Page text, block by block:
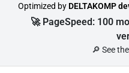
Optimized by DELTAKOMP
🚀 PageSpeed: 100
🔎 See